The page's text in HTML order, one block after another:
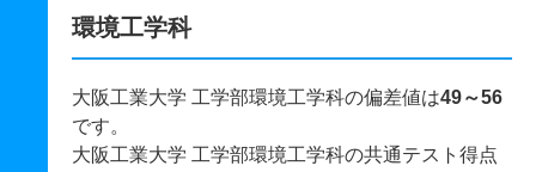
環境工学科
大阪工業大学 工学部環境工学科の偏差値は49～56
です。
大阪工業大学 工学部環境工学科の共通テスト得点